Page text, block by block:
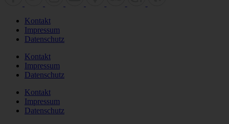
Kontakt
Impressum
Datenschutz
Kontakt
Impressum
Datenschutz
Kontakt
Impressum
Datenschutz